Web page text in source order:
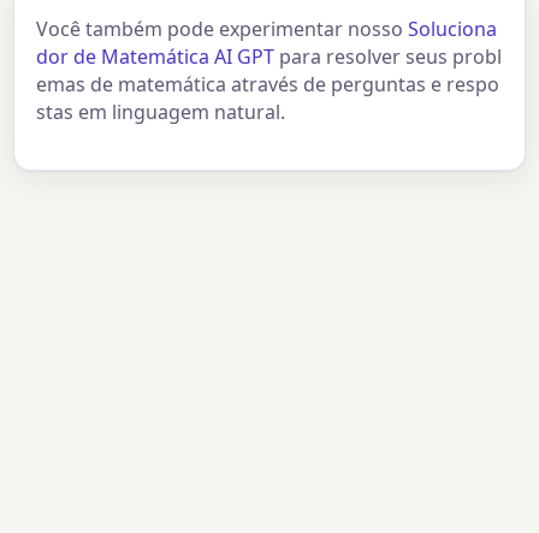
Você também pode experimentar nossoSoluciona
dor de Matemática AI GPT para resolver seus probl
emas de matemática através de perguntas e respo
stas em linguagem natural.